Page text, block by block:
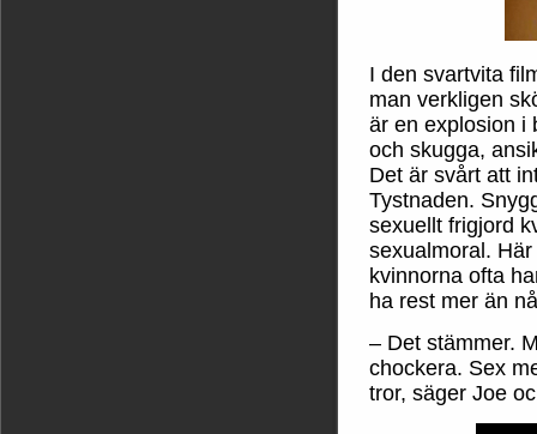
I den svartvita
man verkligen
är en explosion i
och skugga,
Det är svårt att
Tystnaden.
sexuellt frigjord
sexualmoral.
kvinnorna ofta
ha rest mer än
– Det stämmer.
chockera. Sex
tror, säger Joe